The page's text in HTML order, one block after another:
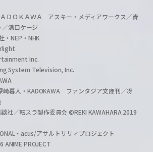
ＤＯＫＡＷＡ アスキー・メディアワークス／青
溝口ケージ
・NEP・NHK
Inc.
System Television, Inc.
暮人・KADOKAWA ファンタジア文庫刊／冴
社／転スラ製作委員会 ©REKI KAWAHARA 2019
・acus/アサルトリリィプロジェクト
ANIME PROJECT